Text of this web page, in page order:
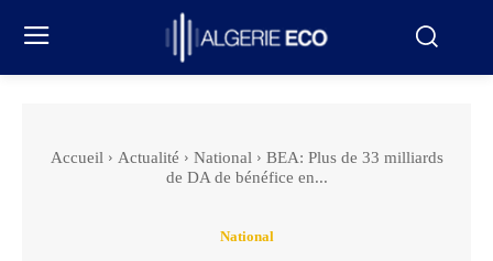
Accueil Actualité National
BEA: Plus de 33 milliards
de DA de bénéfice en...
National